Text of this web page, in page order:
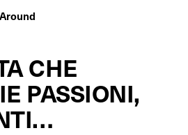
CHE
PASSIONI,